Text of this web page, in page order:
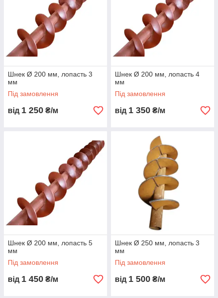
Шнек Ø 200 мм, лопасть 3
мм
Під замовлення
від 1 250 ₴/м
Шнек Ø 200 мм, лопасть 4
мм
Під замовлення
від 1 350 ₴/м
Шнек Ø 200 мм, лопасть 5
мм
Під замовлення
від 1 450 ₴/м
Шнек Ø 250 мм, лопасть 3
мм
Під замовлення
від 1 500 ₴/м